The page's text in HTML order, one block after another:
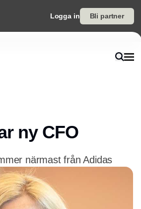
Logga in Bli partner
ny CFO
närmast från Adidas